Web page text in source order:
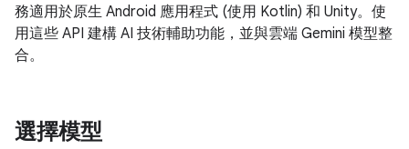
務適用於原生 Android 應用程式 (使用 Kotlin) 和 Unity。使
用這些 API 建構 AI 技術輔助功能，並與雲端 Gemini 模型整
合。
選擇模型